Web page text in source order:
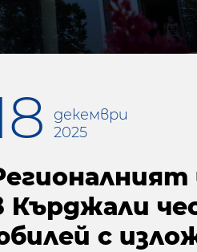
декември
2025
Кърджали
с